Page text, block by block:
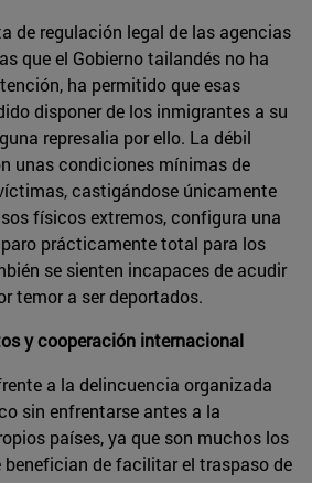
de regulación legal de las agencias
que el Gobierno tailandés no ha
ha permitido que esas
disponer de los inmigrantes a su
represalia por ello. La débil
unas condiciones mínimas de
castigándose únicamente
físicos extremos, configura una
prácticamente total para los
se sienten incapaces de acudir
temor a ser deportados.
y cooperación internacional
a la delincuencia organizada
sin enfrentarse antes a la
países, ya que son muchos los
de facilitar el traspaso de